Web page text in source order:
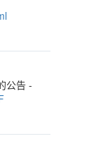
公告 -